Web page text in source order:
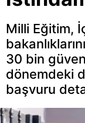
Milli Eğitim,
30 bin
dönemdeki
başvuru